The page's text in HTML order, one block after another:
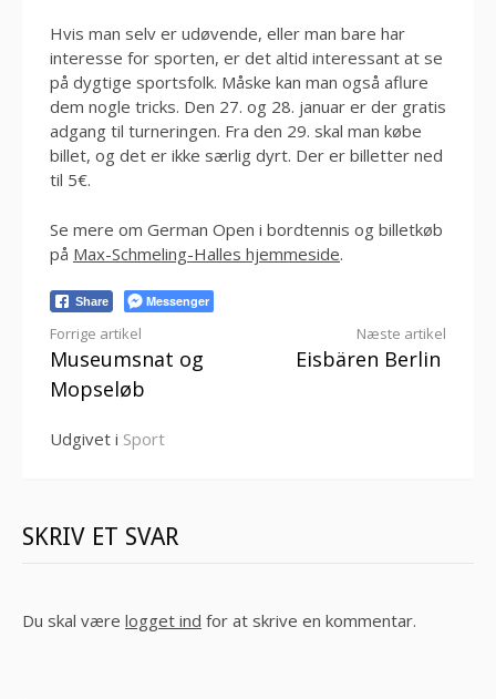
Hvis man selv er udøvende, eller man bare har
interesse for sporten, er det altid interessant at se
på dygtige sportsfolk. Måske kan man også aflure
dem nogle tricks. Den 27. og 28. januar er der gratis
adgang til turneringen. Fra den 29. skal man købe
billet, og det er ikke særlig dyrt. Der er billetter ned
til 5€.
Se mere om German Open i bordtennis og billetkøb
på Max-Schmeling-Halles hjemmeside.
Share Messenger
Læs
videre
Forrige artikel
Museumsnat og
Mopseløb
Næste artikel
Eisbären Berlin
Udgivet i Sport
SKRIV ET SVAR
Du skal være logget ind for at skrive en kommentar.